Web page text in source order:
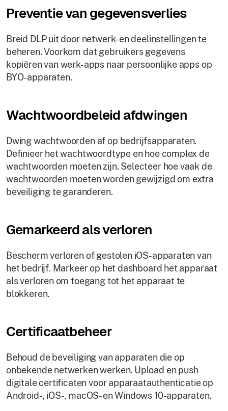
Preventie van gegevensverlies
Breid DLP uit door netwerk- en deelinstellingen te
beheren. Voorkom dat gebruikers gegevens
kopiëren van werk-apps naar persoonlijke apps op
BYO-apparaten.
Wachtwoordbeleid afdwingen
Dwing wachtwoorden af op bedrijfsapparaten.
Definieer het wachtwoordtype en hoe complex de
wachtwoorden moeten zijn. Selecteer hoe vaak de
wachtwoorden moeten worden gewijzigd om extra
beveiliging te garanderen.
Gemarkeerd als verloren
Bescherm verloren of gestolen iOS-apparaten van
het bedrijf. Markeer op het dashboard het apparaat
als verloren om toegang tot het apparaat te
blokkeren.
Certificaatbeheer
Behoud de beveiliging van apparaten die op
onbekende netwerken werken. Upload en push
digitale certificaten voor apparaatauthenticatie op
Android-, iOS-, macOS- en Windows 10-apparaten.